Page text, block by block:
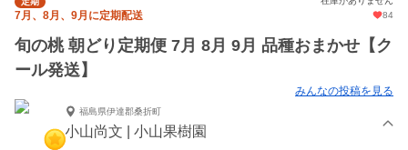
7月、8月、9月に定期配送 84
旬の桃 朝どり定期便 7月 8月 9月 品種おまかせ【ク
ール発送】
みんなの投稿を見る
福島県伊達郡桑折町
小山尚文 | 小山果樹園